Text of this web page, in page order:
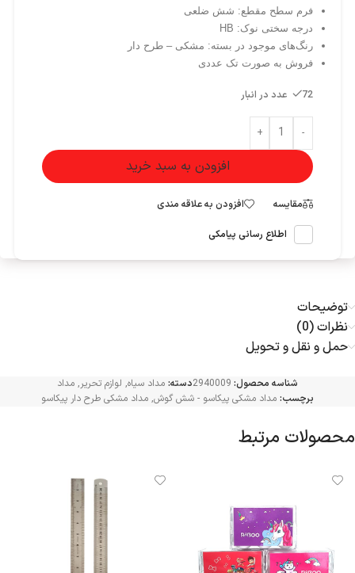
فرم سطح مقطع: شش ضلعی
درجه سختی نوک: HB
رنگ‌های موجود در بسته: مشکی – طرح دار
فروش به صورت تک عددی
72 عدد در انبار
-
+
افزودن به سبد خرید
مقایسه افزودن به علاقه مندی
اطلاع رسانی پیامکی
توضیحات
نظرات (0)
حمل و نقل و تحویل
شناسه محصول: 2940009دسته: مداد سیاه, لوازم تحریر, مداد
برچسب: مداد مشکی پیکاسو - شش گوش, مداد مشکی طرح دار پیکاسو
محصولات مرتبط